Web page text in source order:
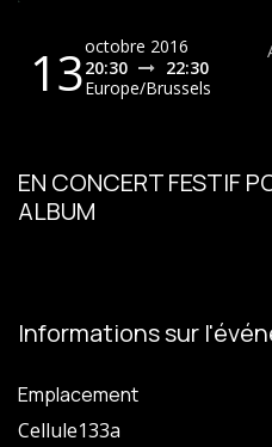
13octobre 2016
20:30
22:30
Europe/Brussels
EN CONCERT FESTIF
ALBUM
Informations sur
Emplacement
Cellule133a